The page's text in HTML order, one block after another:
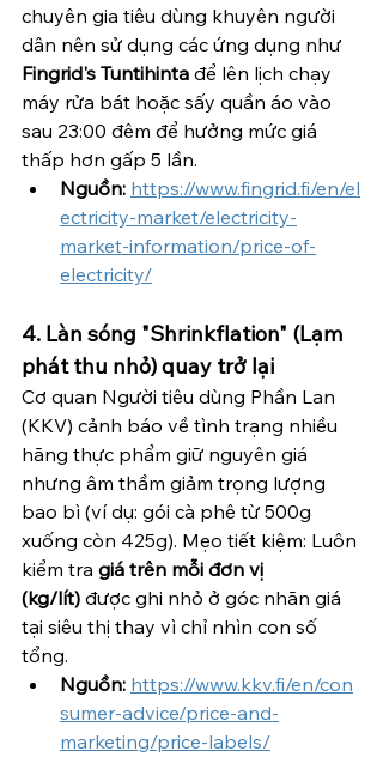
chuyên gia tiêu dùng khuyên người
dân nên sử dụng các ứng dụng như
Fingrid's Tuntihinta để lên lịch chạy
máy rửa bát hoặc sấy quần áo vào
sau 23:00 đêm để hưởng mức giá
thấp hơn gấp 5 lần.
Nguồn: https://www.fingrid.fi/en/el
ectricity-market/electricity-
market-information/price-of-
electricity/
4. Làn sóng "Shrinkflation" (Lạm
phát thu nhỏ) quay trở lại
Cơ quan Người tiêu dùng Phần Lan
(KKV) cảnh báo về tình trạng nhiều
hãng thực phẩm giữ nguyên giá
nhưng âm thầm giảm trọng lượng
bao bì (ví dụ: gói cà phê từ 500g
xuống còn 425g). Mẹo tiết kiệm: Luôn
kiểm tra giá trên mỗi đơn vị
(kg/lít) được ghi nhỏ ở góc nhãn giá
tại siêu thị thay vì chỉ nhìn con số
tổng.
Nguồn: https://www.kkv.fi/en/con
sumer-advice/price-and-
marketing/price-labels/